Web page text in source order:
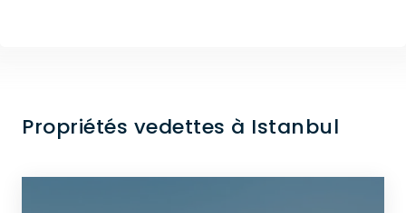
Propriétés vedettes à Istanbul